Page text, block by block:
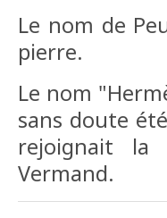
Le nom de
pierre.
Le nom
sans doute
rejoignait la
Vermand.